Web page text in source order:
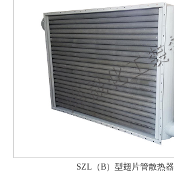
SZL（B）型翅片管散热器